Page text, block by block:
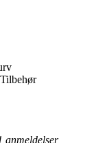
anmeldelser